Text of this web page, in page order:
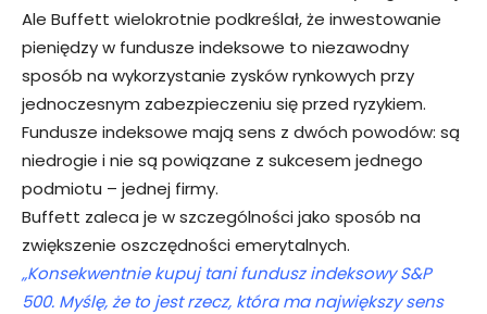
Ale Buffett wielokrotnie podkreślał, że inwestowanie
pieniędzy w fundusze indeksowe to niezawodny
sposób na wykorzystanie zysków rynkowych przy
jednoczesnym zabezpieczeniu się przed ryzykiem.
Fundusze indeksowe mają sens z dwóch powodów: są
niedrogie i nie są powiązane z sukcesem jednego
podmiotu – jednej firmy.
Buffett zaleca je w szczególności jako sposób na
zwiększenie oszczędności emerytalnych.
„Konsekwentnie kupuj tani fundusz indeksowy S&P
500. Myślę, że to jest rzecz, która ma największy sens